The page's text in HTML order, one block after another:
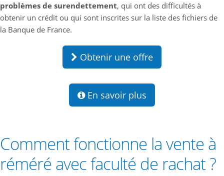
problèmes de surendettement, qui ont des difficultés à
obtenir un crédit ou qui sont inscrites sur la liste des fichiers de
la Banque de France.
Obtenir une offre
En savoir plus
Comment fonctionne la vente à
réméré avec faculté de rachat ?